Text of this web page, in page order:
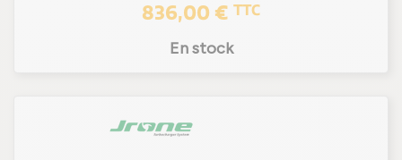
836,00 € TTC
En stock